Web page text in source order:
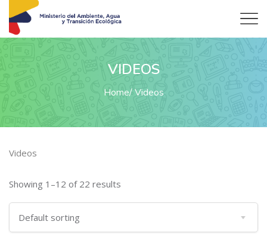
VIDEOS
Home Videos
Videos
Showing 1–12 of 22 results